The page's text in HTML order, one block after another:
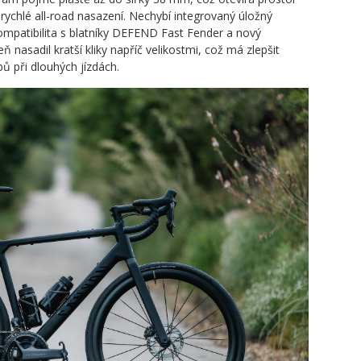
all-road nasazení. Nechybí integrovaný úložný
s blatníky DEFEND Fast Fender a nový
nasadil kratší kliky napříč velikostmi, což má zlepšit
při dlouhých jízdách.